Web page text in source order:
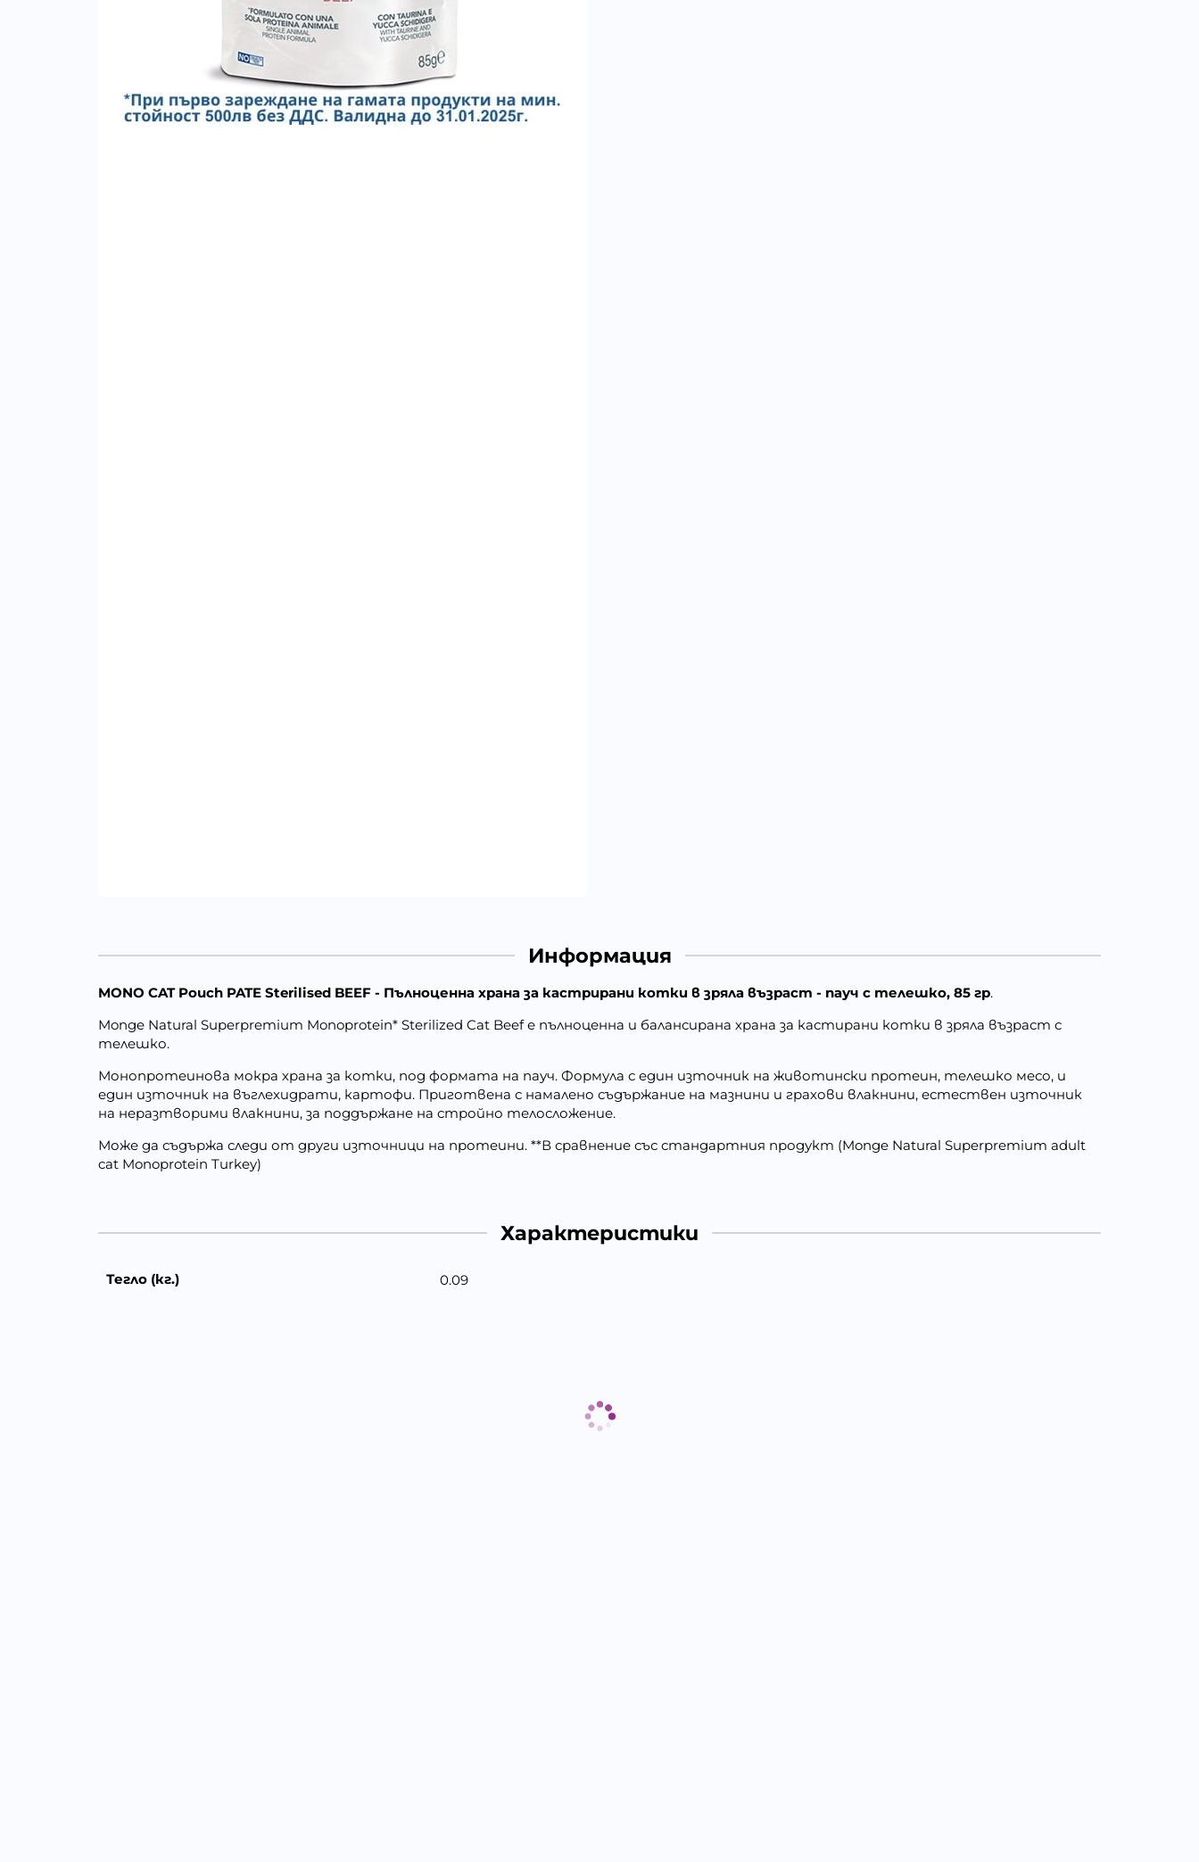
Информация
MONO CAT Pouch PATE Sterilised BEEF - Пълноценна храна за кастрирани котки в зряла възраст - пауч с телешко, 85 гр.
Monge Natural Superpremium Monoprotein* Sterilized Cat Beef е пълноценна и балансирана храна за кастирани котки в зряла възраст с
телешко.
Монопротеинова мокра храна за котки, под формата на пауч. Формула с един източник на животински протеин, телешко месо, и
един източник на въглехидрати, картофи. Приготвена с намалено съдържание на мазнини и грахови влакнини, естествен източник
на неразтворими влакнини, за поддържане на стройно телосложение.
Може да съдържа следи от други източници на протеини. **В сравнение със стандартния продукт (Monge Natural Superpremium adult
cat Monoprotein Turkey)
Характеристики
Тегло (кг.) 0.09